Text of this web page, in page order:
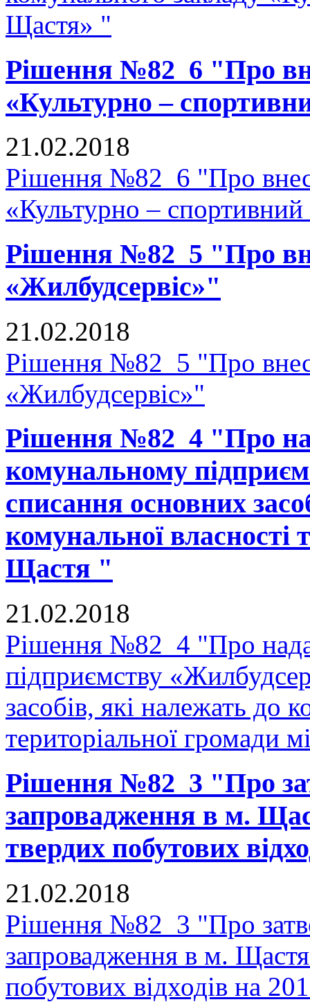
Щастя» "
Рішення №82_6 "Про
«Культурно –
21.02.2018
Рішення №82_6 "Про
«Культурно –
Рішення №82_5 "Про
«Жилбудсервіс»"
21.02.2018
Рішення №82_5 "Про
«Жилбудсервіс»"
Рішення №82_4 "Про
комунальному
списання основних
комунальної власності
Щастя "
21.02.2018
Рішення №82_4 "Про
підприємству
засобів, які належать до
територіальної громади
Рішення №82_3 "Про
запровадження в м.
твердих побутових
21.02.2018
Рішення №82_3 "Про
запровадження в м.
побутових відходів на